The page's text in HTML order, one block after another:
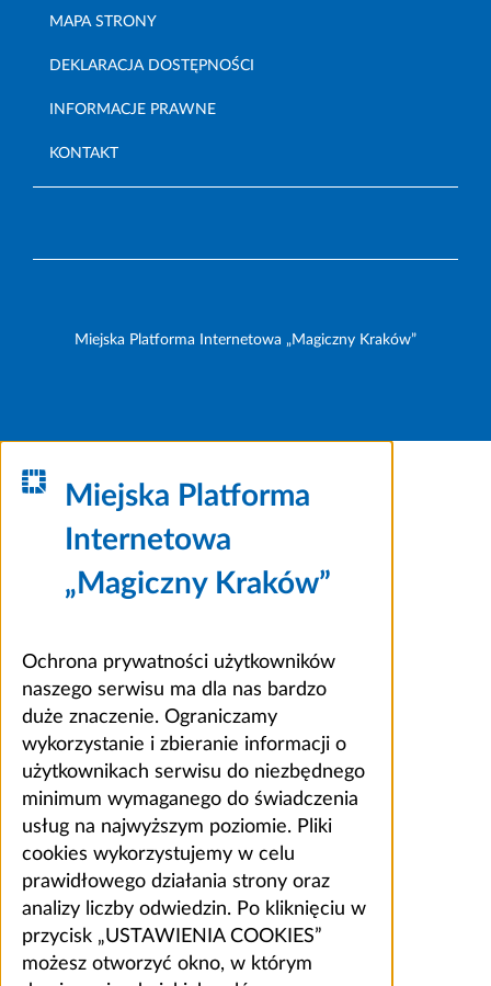
MAPA STRONY
DEKLARACJA DOSTĘPNOŚCI
INFORMACJE PRAWNE
KONTAKT
Miejska Platforma Internetowa „Magiczny Kraków”
Miejska Platforma
Internetowa
„Magiczny Kraków”
Ochrona prywatności użytkowników
naszego serwisu ma dla nas bardzo
duże znaczenie. Ograniczamy
wykorzystanie i zbieranie informacji o
użytkownikach serwisu do niezbędnego
minimum wymaganego do świadczenia
usług na najwyższym poziomie. Pliki
cookies wykorzystujemy w celu
prawidłowego działania strony oraz
analizy liczby odwiedzin. Po kliknięciu w
przycisk „USTAWIENIA COOKIES”
możesz otworzyć okno, w którym